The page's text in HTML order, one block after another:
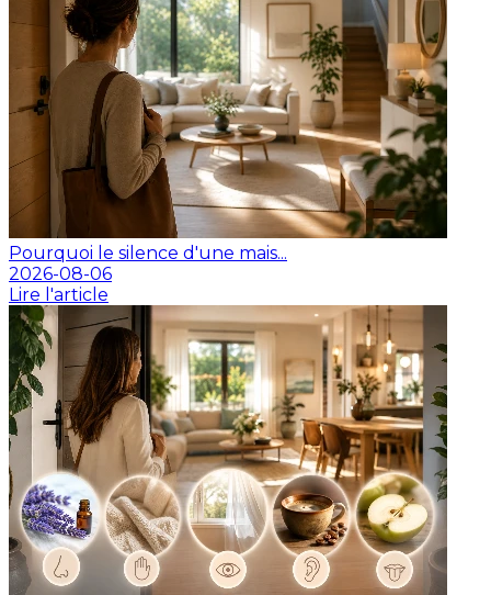
Pourquoi le silence d'une mais...
2026-08-06
Lire l'article